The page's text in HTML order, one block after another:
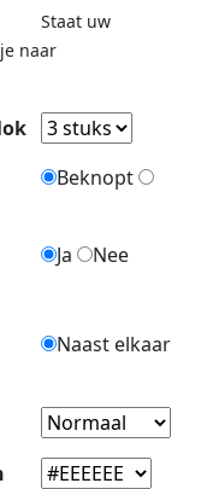
Staat uw
naar
Beknopt
Ja Nee
Naast elkaar